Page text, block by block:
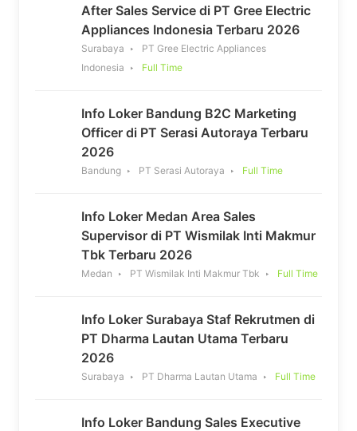
After Sales Service di PT Gree Electric
Appliances Indonesia Terbaru 2026
Surabaya
PT Gree Electric Appliances
Indonesia
Full Time
Info Loker Bandung B2C Marketing
Officer di PT Serasi Autoraya Terbaru
2026
Bandung PT Serasi Autoraya Full Time
Info Loker Medan Area Sales
Supervisor di PT Wismilak Inti Makmur
Tbk Terbaru 2026
Medan PT Wismilak Inti Makmur Tbk Full Time
Info Loker Surabaya Staf Rekrutmen di
PT Dharma Lautan Utama Terbaru
2026
Surabaya PT Dharma Lautan Utama Full Time
Info Loker Bandung Sales Executive